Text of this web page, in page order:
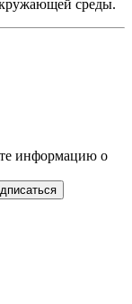
среды.
информацию о